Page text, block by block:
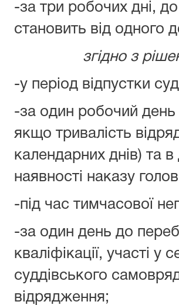
-за три робочих дні, до
становить від одного
згідно з
-у період відпустки
-за один робочий день
якщо тривалість
календарних днів) та в
наявності наказу
-під час тимчасової
-за один день до
кваліфікації, участі у
суддівського
відрядження;